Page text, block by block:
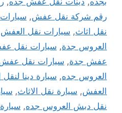
رقم شركة نقل عفش, سيارات
نقل اثاث, سيارات نقل العفش
العروس جدة, سيارات نقل
عفش جدة, سيارات نقل
العروس جده, سيارة دينا
العفش, سيارة نقل الاثاث,
نقل دبش العروس جده,